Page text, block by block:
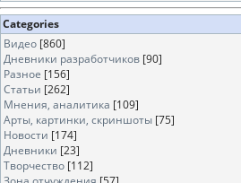
Categories
Видео [860]
Дневники разработчиков [90]
Разное [156]
Статьи [262]
Мнения, аналитика [109]
Арты, картинки, скриншоты [75]
Новости [174]
Дневники [23]
Творчество [112]